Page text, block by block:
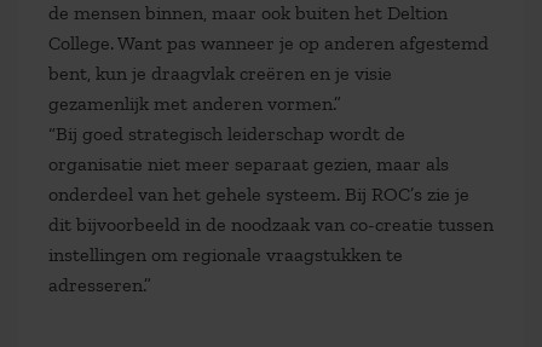
de mensen binnen, maar ook buiten het Deltion
College. Want pas wanneer je op anderen afgestemd
bent, kun je draagvlak creëren en je visie
gezamenlijk met anderen vormen.”
“Bij goed strategisch leiderschap wordt de
organisatie niet meer separaat gezien, maar als
onderdeel van het gehele systeem. Bij ROC’s zie je
dit bijvoorbeeld in de noodzaak van co-creatie tussen
instellingen om regionale vraagstukken te
adresseren.”